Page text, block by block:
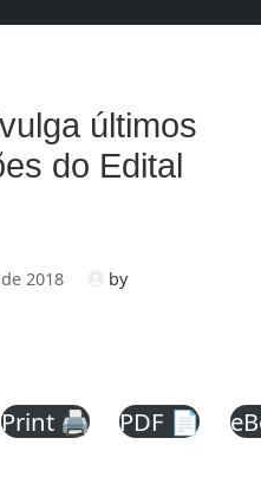
últimos
do Edital
2018
by
Print 🖨 PDF 📄